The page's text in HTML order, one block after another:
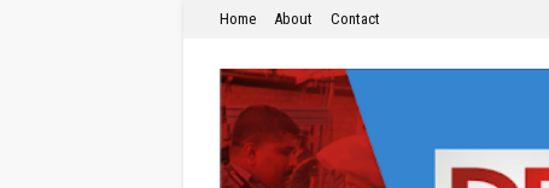
Home About Contact